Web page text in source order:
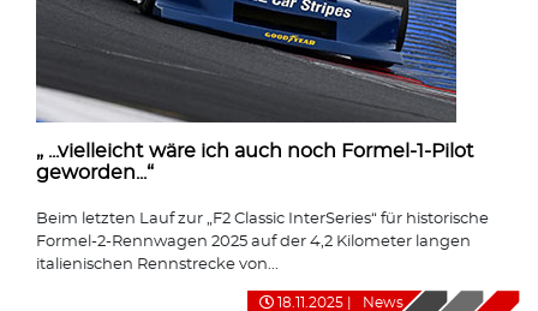
„ ...vielleicht wäre ich auch noch Formel-1-Pilot
geworden...“
Beim letzten Lauf zur „F2 Classic InterSeries“ für historische
Formel-2-Rennwagen 2025 auf der 4,2 Kilometer langen
italienischen Rennstrecke von...
18.11.2025 News